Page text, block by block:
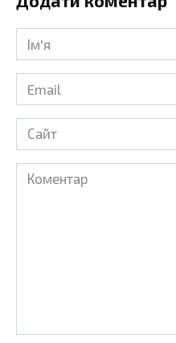
Ім'я
Email
Сайт
Коментар